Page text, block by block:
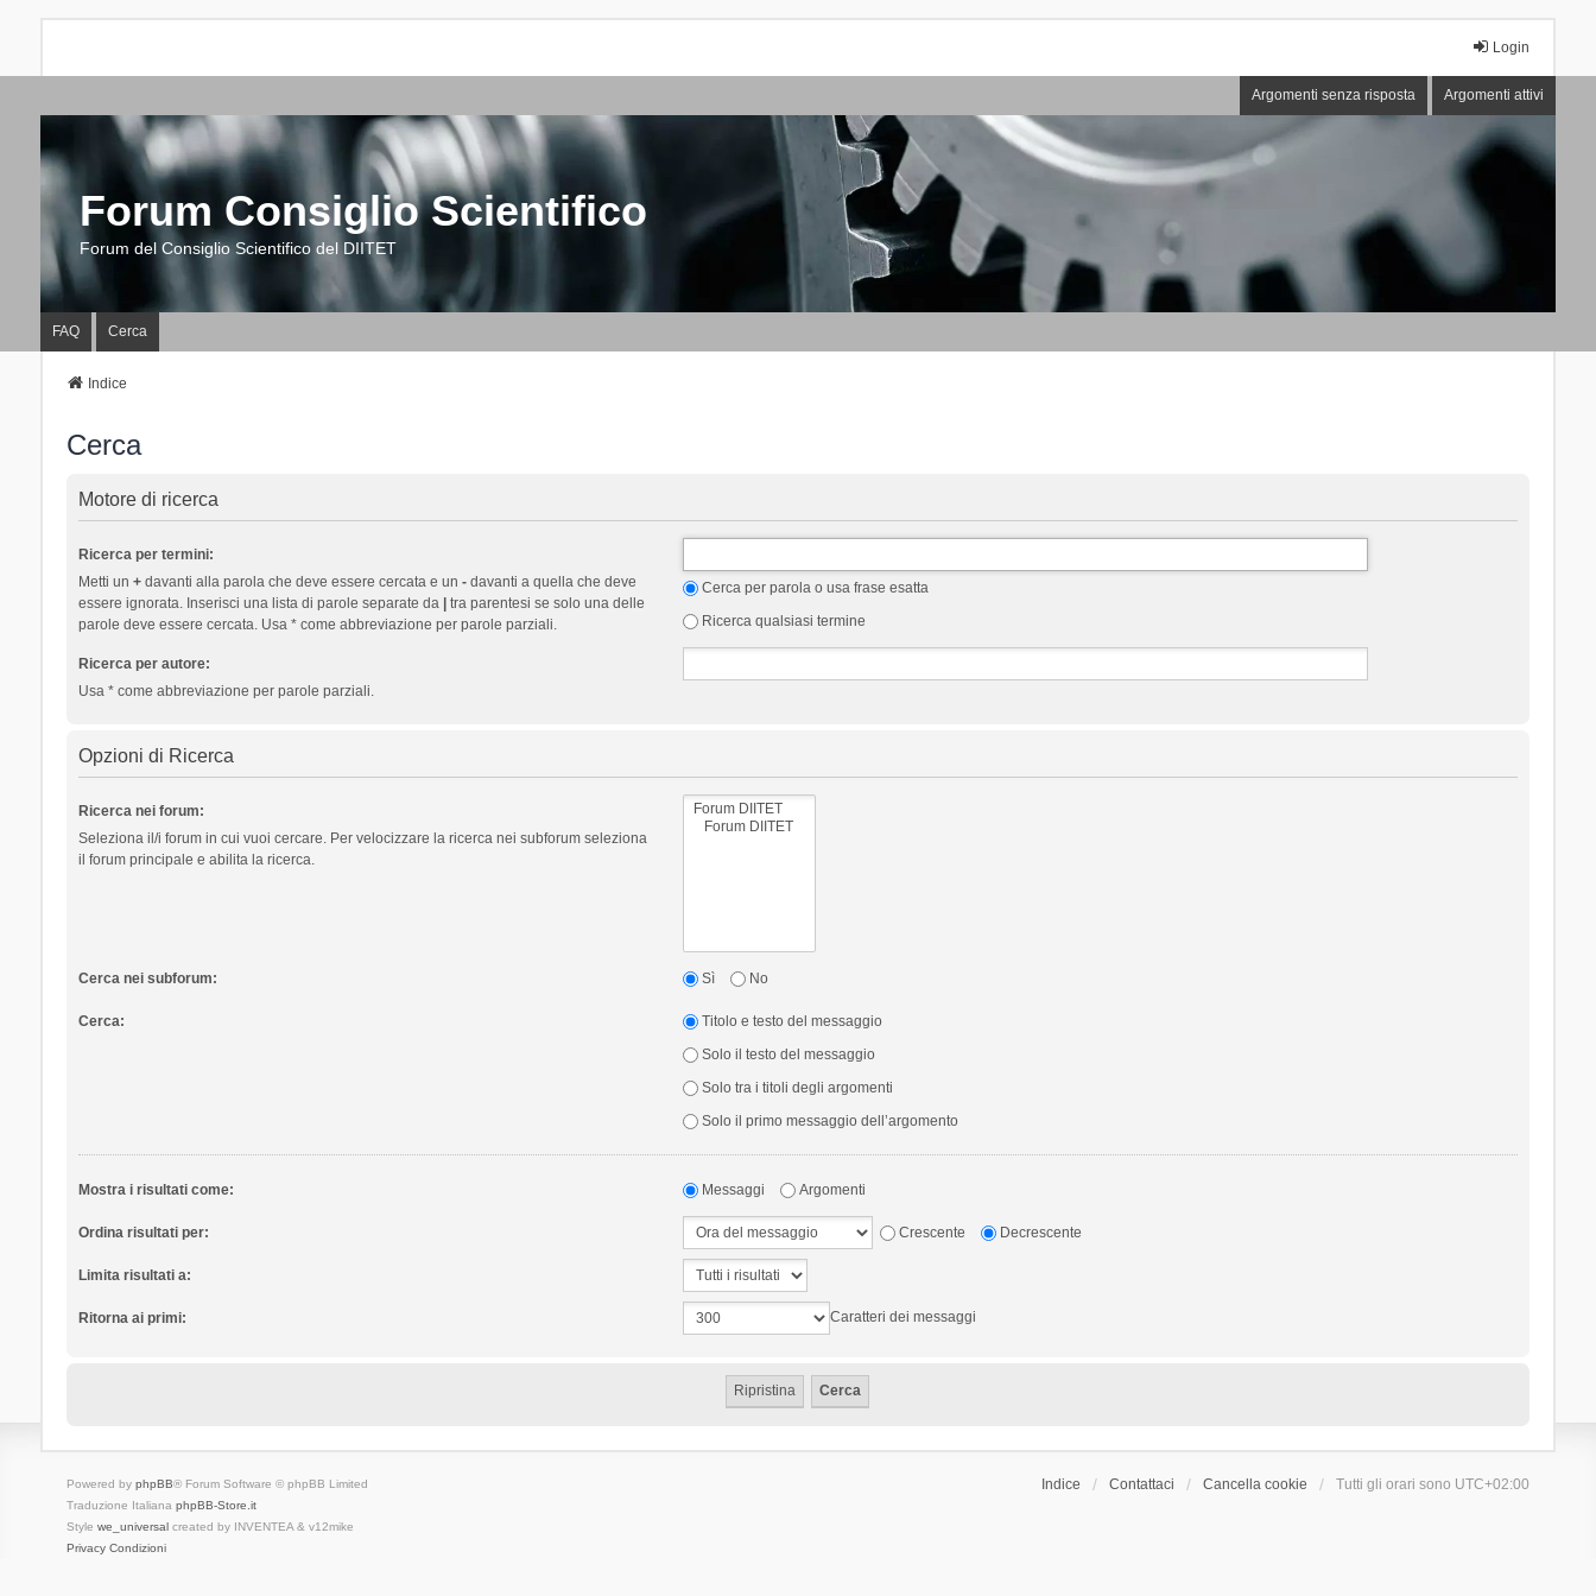
Login
Argomenti senza risposta Argomenti attivi
Forum Consiglio Scientifico
Forum del Consiglio Scientifico del DIITET
FAQ Cerca
Indice
Cerca
Motore di ricerca
Ricerca per termini:
Metti un +davanti alla parola che deve essere cercata e un -davanti a quella che deve
essere ignorata. Inserisci una lista di parole separate da |tra parentesi se solo una delle
parole deve essere cercata. Usa * come abbreviazione per parole parziali.
Cerca per parola o usa frase esatta
Ricerca qualsiasi termine
Ricerca per autore:
Usa * come abbreviazione per parole parziali.
Opzioni di Ricerca
Ricerca nei forum:
Seleziona il/i forum in cui vuoi cercare. Per velocizzare la ricerca nei subforum seleziona
il forum principale e abilita la ricerca.
Cerca nei subforum: Sì No
Cerca:
Titolo e testo del messaggio
Solo il testo del messaggio
Solo tra i titoli degli argomenti
Solo il primo messaggio dell’argomento
Mostra i risultati come: Messaggi Argomenti
Ordina risultati per: Crescente Decrescente
Limita risultati a:
Ritorna ai primi: Caratteri dei messaggi
Indice Contattaci Cancella cookie Tutti gli orari sono UTC+02:00
Powered by phpBB® Forum Software © phpBB Limited
Traduzione Italiana phpBB-Store.it
Style we_universalcreated by INVENTEA & v12mike
Privacy Condizioni